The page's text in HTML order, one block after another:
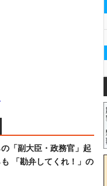
「副大臣・政務官」起
「勘弁してくれ！」の